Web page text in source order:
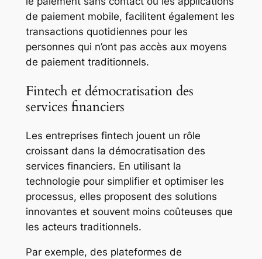
de paiement mobile, facilitent également les
transactions quotidiennes pour les
personnes qui n’ont pas accès aux moyens
de paiement traditionnels.
Fintech et démocratisation des
services financiers
Les entreprises fintech jouent un rôle
croissant dans la démocratisation des
services financiers. En utilisant la
technologie pour simplifier et optimiser les
processus, elles proposent des solutions
innovantes et souvent moins coûteuses que
les acteurs traditionnels.
Par exemple, des plateformes de